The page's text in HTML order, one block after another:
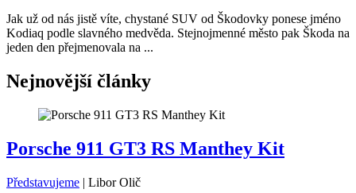
Jak už od nás jistě víte, chystané SUV od Škodovky ponese jméno
Kodiaq podle slavného medvěda. Stejnojmenné město pak Škoda na
jeden den přejmenovala na ...
Nejnovější články
Porsche 911 GT3 RS Manthey Kit
Představujeme | Libor Olič